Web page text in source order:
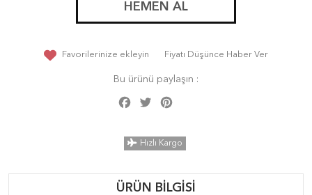
HEMEN AL
Favorilerinize ekleyin Fiyatı Düşünce Haber Ver
Bu ürünü paylaşın :
Facebook
Twitter
Hızlı Kargo
ÜRÜN BILGISI